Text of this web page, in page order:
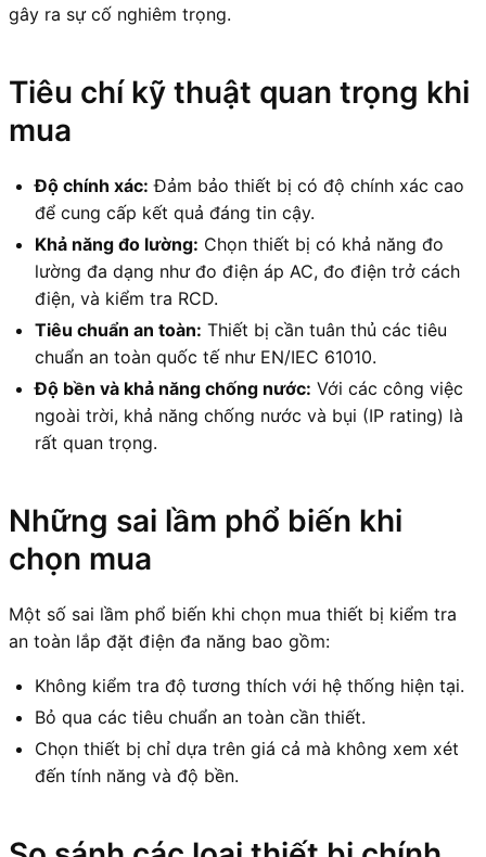
gây ra sự cố nghiêm trọng.
Tiêu chí kỹ thuật quan trọng khi
mua
Độ chính xác: Đảm bảo thiết bị có độ chính xác cao
để cung cấp kết quả đáng tin cậy.
Khả năng đo lường: Chọn thiết bị có khả năng đo
lường đa dạng như đo điện áp AC, đo điện trở cách
điện, và kiểm tra RCD.
Tiêu chuẩn an toàn: Thiết bị cần tuân thủ các tiêu
chuẩn an toàn quốc tế như EN/IEC 61010.
Độ bền và khả năng chống nước: Với các công việc
ngoài trời, khả năng chống nước và bụi (IP rating) là
rất quan trọng.
Những sai lầm phổ biến khi
chọn mua
Một số sai lầm phổ biến khi chọn mua thiết bị kiểm tra
an toàn lắp đặt điện đa năng bao gồm:
Không kiểm tra độ tương thích với hệ thống hiện tại.
Bỏ qua các tiêu chuẩn an toàn cần thiết.
Chọn thiết bị chỉ dựa trên giá cả mà không xem xét
đến tính năng và độ bền.